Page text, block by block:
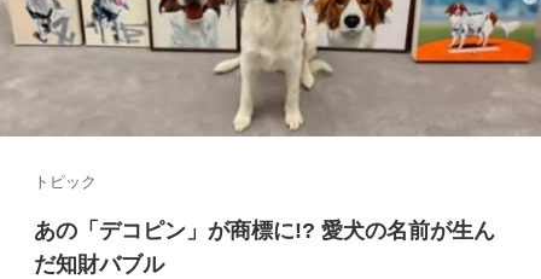
トピック
あの「デコピン」が商標に!? 愛犬の名前が生ん
だ知財バブル